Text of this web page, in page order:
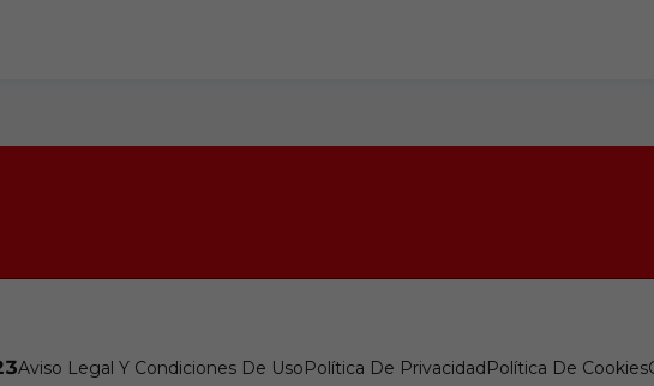
Aviso Legal Y Condiciones De UsoPolítica De PrivacidadPolítica De Cookies